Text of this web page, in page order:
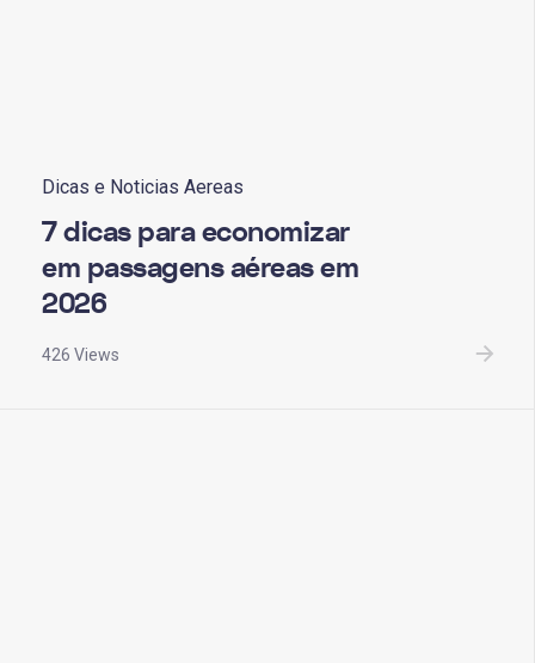
Dicas e Noticias Aereas
7 dicas para economizar
em passagens aéreas em
2026
426 Views